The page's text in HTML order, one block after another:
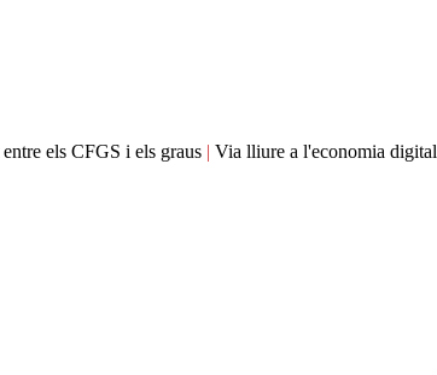
els CFGS i els graus | Via lliure a l'economia digital